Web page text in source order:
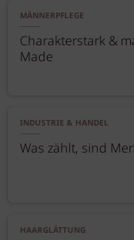
MÄNNERPFLEGE
Charakterstark &
Made
INDUSTRIE & HANDEL
Was zählt, sind
HAARGLÄTTUNG